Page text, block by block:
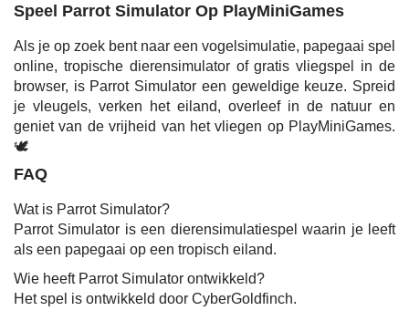
Speel Parrot Simulator Op PlayMiniGames
Als je op zoek bent naar een vogelsimulatie, papegaai spel
online, tropische dierensimulator of gratis vliegspel in de
browser, is Parrot Simulator een geweldige keuze. Spreid
je vleugels, verken het eiland, overleef in de natuur en
geniet van de vrijheid van het vliegen op PlayMiniGames.
🕊️
FAQ
Wat is Parrot Simulator?
Parrot Simulator is een dierensimulatiespel waarin je leeft
als een papegaai op een tropisch eiland.
Wie heeft Parrot Simulator ontwikkeld?
Het spel is ontwikkeld door CyberGoldfinch.